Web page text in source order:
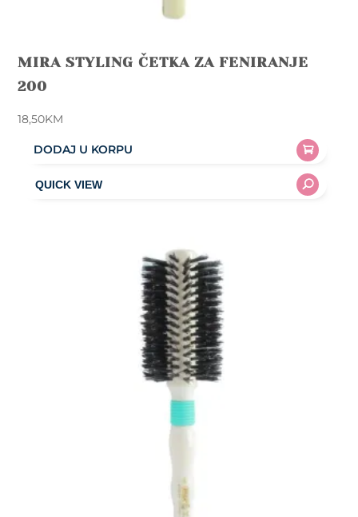
MIRA STYLING ČETKA ZA FENIRANJE
200
18,50KM
DODAJ U KORPU